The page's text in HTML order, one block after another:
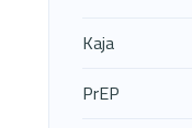
Kaja
PrEP